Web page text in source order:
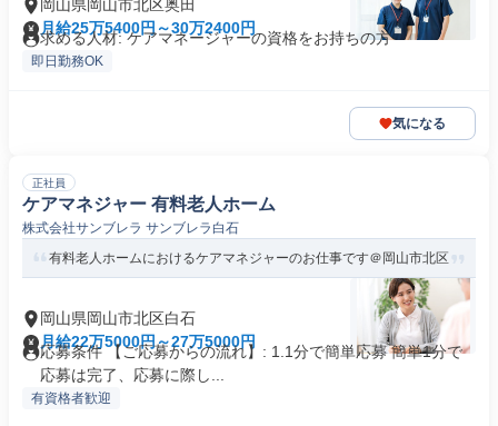
岡山県岡山市北区奥田
月給25万5400円～30万2400円
求める人材: ケアマネージャーの資格をお持ちの方
即日勤務OK
気になる
正社員
ケアマネジャー 有料老人ホーム
株式会社サンブレラ サンブレラ白石
有料老人ホームにおけるケアマネジャーのお仕事です＠岡山市北区
岡山県岡山市北区白石
月給22万5000円～27万5000円
応募条件 【ご応募からの流れ】: 1.1分で簡単応募 簡単1分で
応募は完了、応募に際し...
有資格者歓迎